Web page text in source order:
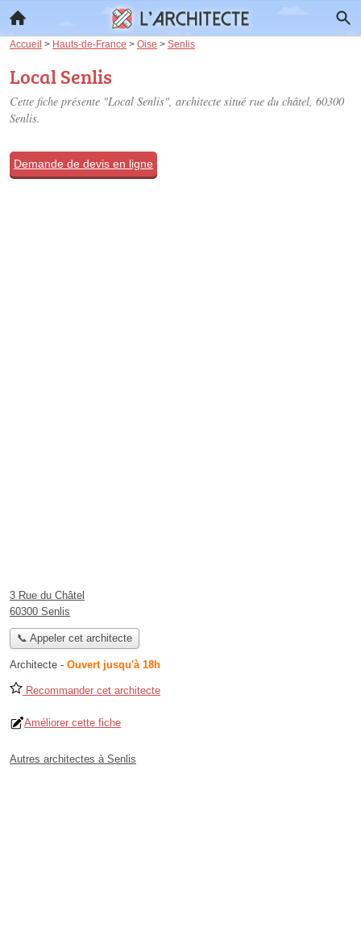
Accueil > Hauts-de-France > Oise > Senlis
Local Senlis
Cette fiche présente "Local Senlis", architecte situé rue du châtel, 60300
Senlis.
Demande de devis en ligne
3 Rue du Châtel
60300 Senlis
📞 Appeler cet architecte
Architecte - Ouvert jusqu'à 18h
Recommander cet architecte
Améliorer cette fiche
Autres architectes à Senlis